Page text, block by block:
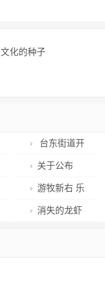
化的种子
台东街道开
展数字社区智
慧化平台建设
座谈
关于公布
2024“上合之
夏青岛市优秀
游牧新右 乐
在“旗”中——
消失的龙虾